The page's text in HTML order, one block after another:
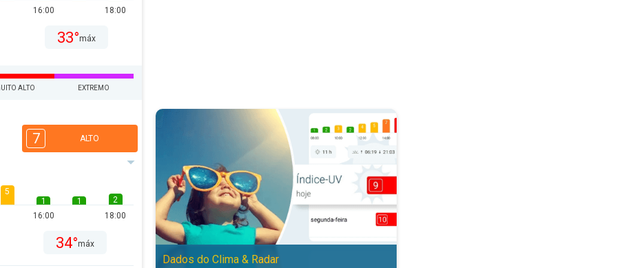
16:00
18:00
33°máx
ALTO EXTREMO
7 ALTO
5
1
16:00
1
2
18:00
34°máx
Índice UV. Dados do Clima & Radar. . .
Dados do Clima & Radar